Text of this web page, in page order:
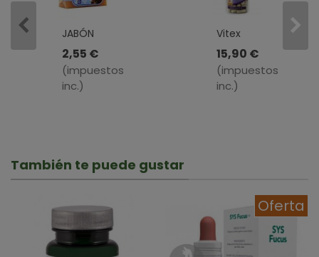
JABÓN
NATURAL
DE
SÁNDALO
·
2,55 €
(impuestos
inc.)
Vitex
Berry
Plus ·
Bilema ·
60
15,90 €
(impuestos
inc.)
También te puede gustar
Oferta